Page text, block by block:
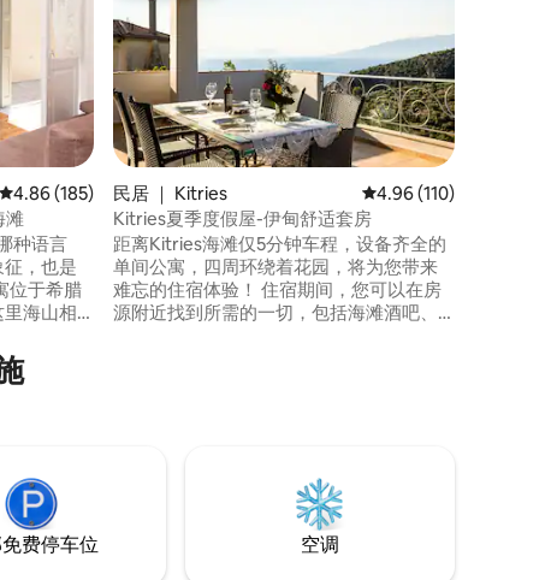
平均评分 4.86 分（满分 5 分），共 185 条评价
4.86 (185)
滩
种语言
，也是
位于希腊
海山相
新，舒
、朋
民居 ｜ Kitries 平均评分 4.96 分（满
4.96 (110)
Kitries夏季度假屋-伊甸舒适套房
距离Kitries海滩仅5分钟车程，设备齐全的
单间公寓，四周环绕着花园，将为您带来
难忘的住宿体验！ 住宿期间，您可以在房
源附近找到所需的一切，包括海滩酒吧、
费停车位 空调